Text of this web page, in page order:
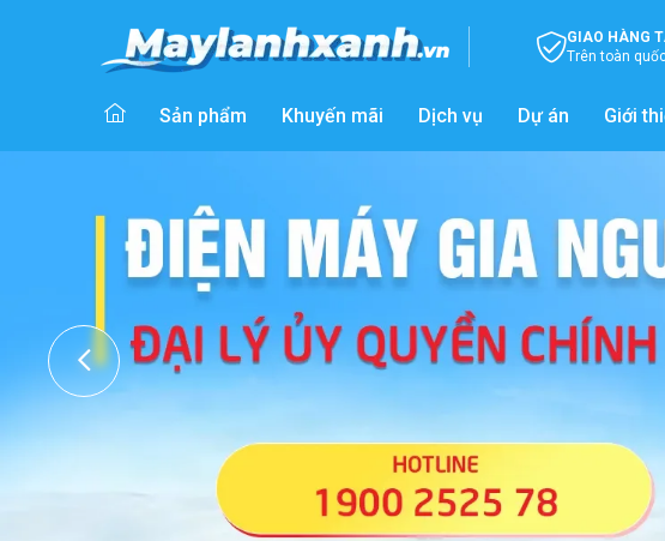
GIAO HÀNG
Trên toàn
Sản phẩm Khuyến mãi Dịch vụ Dự án Giới